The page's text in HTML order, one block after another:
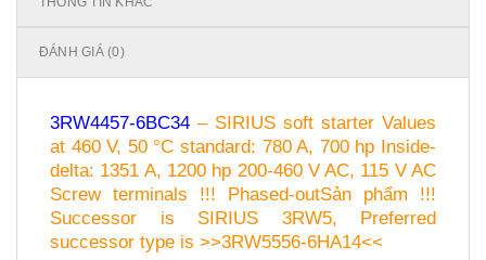
ĐÁNH GIÁ (0)
3RW4457-6BC34 – SIRIUS soft starter Values
at 460 V, 50 °C standard: 780 A, 700 hp Inside-
delta: 1351 A, 1200 hp 200-460 V AC, 115 V AC
Screw terminals !!! Phased-outSản phẩm !!!
Successor is SIRIUS 3RW5, Preferred
successor type is >>3RW5556-6HA14<<